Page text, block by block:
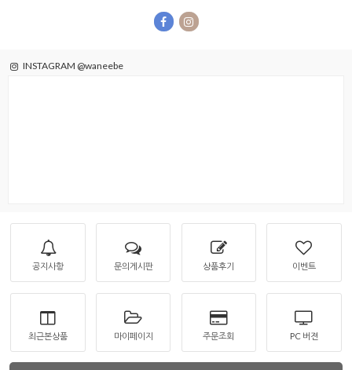
INSTAGRAM @waneebe
공지사항 문의게시판 상품후기 이벤트
최근본상품 마이페이지 주문조회 PC 버젼